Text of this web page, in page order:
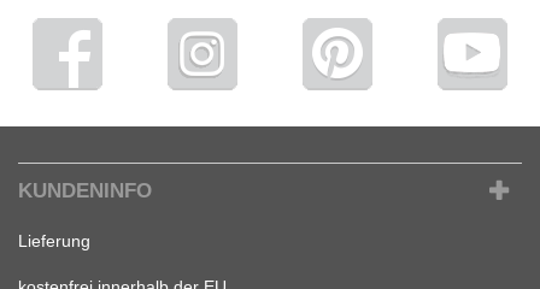
KUNDENINFO
Lieferung